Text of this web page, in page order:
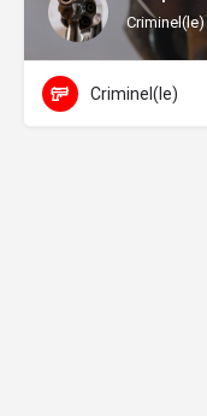
Criminel(le)
Criminel(le)